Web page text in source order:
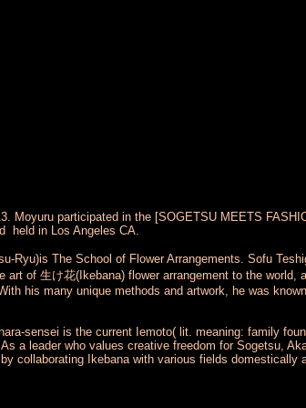
Moyuru participated in the [SOGETSU MEETS
held in Los Angeles CA.
Ryu)is The School of Flower Arrangements. Sofu
art of 生け花(Ikebana) flower arrangement to the world,
his many unique methods and artwork, he was
sensei is the current Iemoto( lit. meaning: family
a leader who values creative freedom for Sogetsu,
collaborating Ikebana with various fields domestically